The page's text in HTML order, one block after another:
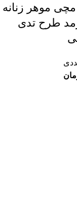
موهر زنانه
طرح تدی